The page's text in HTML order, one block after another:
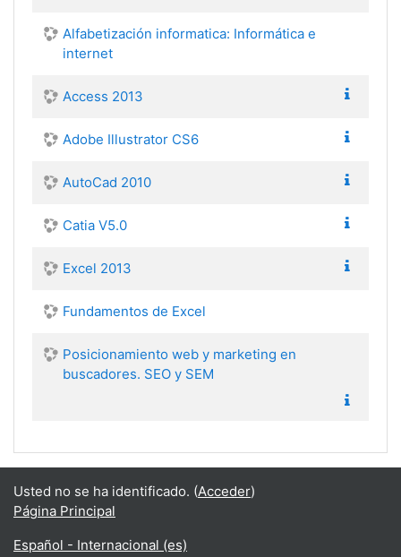
Alfabetización informatica: Informática e
internet
Access 2013
Adobe Illustrator CS6
AutoCad 2010
Catia V5.0
Excel 2013
Fundamentos de Excel
Posicionamiento web y marketing en
buscadores. SEO y SEM
Usted no se ha identificado. (Acceder)
Página Principal
Español - Internacional ‎(es)‎